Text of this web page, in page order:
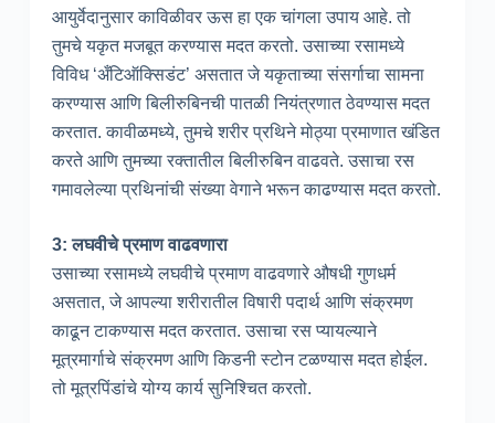
आयुर्वेदानुसार काविळीवर ऊस हा एक चांगला उपाय आहे. तो
तुमचे यकृत मजबूत करण्यास मदत करतो. उसाच्या रसामध्ये
विविध ‘अँटिऑक्सिडंट’ असतात जे यकृताच्या संसर्गाचा सामना
करण्यास आणि बिलीरुबिनची पातळी नियंत्रणात ठेवण्यास मदत
करतात. कावीळमध्ये, तुमचे शरीर प्रथिने मोठ्या प्रमाणात खंडित
करते आणि तुमच्या रक्तातील बिलीरुबिन वाढवते. उसाचा रस
गमावलेल्या प्रथिनांची संख्या वेगाने भरून काढण्यास मदत करतो.
3: लघवीचे प्रमाण वाढवणारा
उसाच्या रसामध्ये लघवीचे प्रमाण वाढवणारे औषधी गुणधर्म
असतात, जे आपल्या शरीरातील विषारी पदार्थ आणि संक्रमण
काढून टाकण्यास मदत करतात. उसाचा रस प्यायल्याने
मूत्रमार्गाचे संक्रमण आणि किडनी स्टोन टळण्यास मदत होईल.
तो मूत्रपिंडांचे योग्य कार्य सुनिश्चित करतो.